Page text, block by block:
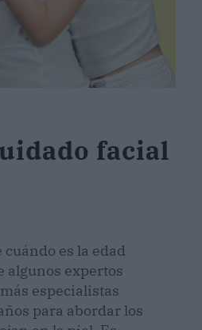
facial
es la edad
algunos expertos
especialistas
para abordar los